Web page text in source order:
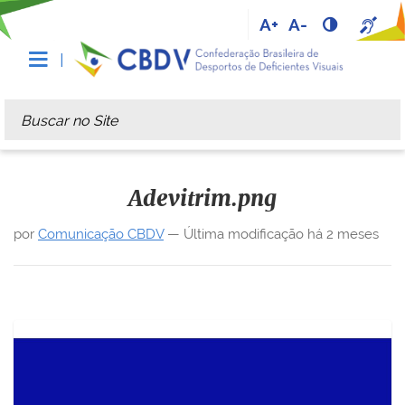
A+ A-
Busca
Busca Avançada…
Adevitrim.png
por Comunicação CBDV— Última modificação há 2 meses